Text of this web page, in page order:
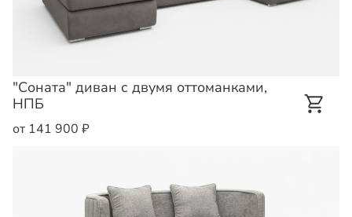
"Соната" диван с двумя оттоманками,
НПБ
от 141 900 ₽